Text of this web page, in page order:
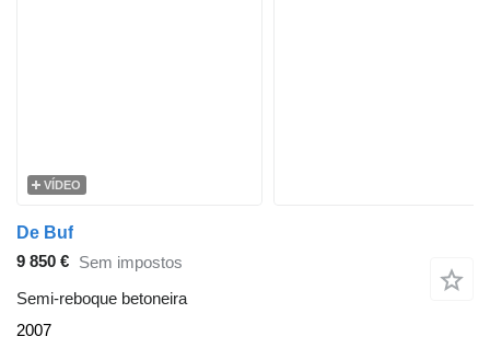
VÍDEO
De Buf
9 850 € Sem impostos
Semi-reboque betoneira
2007